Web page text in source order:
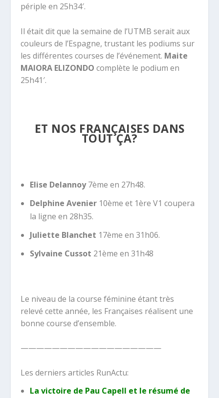
périple en 25h34′.
Il était dit que la semaine de l’UTMB serait aux
couleurs de l’Espagne, trustant les podiums sur
les différentes courses de l’événement. Maite
MAIORA ELIZONDO complète le podium en
25h41′.
ET NOS FRANÇAISES DANS
TOUT ÇA?
Elise Delannoy7ème en 27h48.
Delphine Avenier10ème et 1ère V1 coupera
la ligne en 28h35.
Juliette Blanchet 17ème en 31h06.
Sylvaine Cussot 21ème en 31h48
Le niveau de la course féminine étant très
relevé cette année, les Françaises réalisent une
bonne course d’ensemble.
——————————————————
Les derniers articles RunActu:
La victoire de Pau Capell et le résumé de